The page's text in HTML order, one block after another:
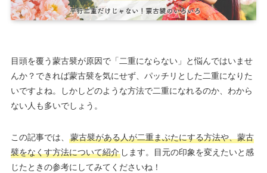
目頭を覆う蒙古襞が原因で「二重にならない」と悩んではいませ
んか？できれば蒙古襞を気にせず、パッチリとした二重になりた
いですよね。しかしどのような方法で二重になれるのか、わから
ない人も多いでしょう。
この記事では、
蒙古襞がある人が二重まぶたにする方法や、蒙古
襞をなくす方法について紹介します。目元の印象を変えたいと感
じたときの参考にしてみてくださいね！